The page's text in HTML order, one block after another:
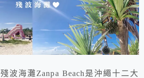
波海灘Zanpa Beach是沖繩十二大